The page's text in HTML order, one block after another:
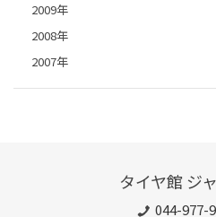
2009年
2008年
2007年
タイヤ館 ジ
044-977-